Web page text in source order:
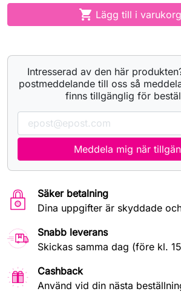
 Lägg till i
Intresserad av den här
postmeddelande till oss så
finns tillgänglig för
Meddela mig när
Säker betalning
Dina uppgifter är skyddade
Snabb leverans
Skickas samma dag (före kl.
Cashback
Använd vid din nästa